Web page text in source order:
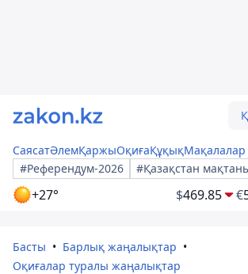
СаясатӘлемҚаржыОқиғаҚұқықМақалалар
#Референдум-2026
#Қазақстан
+27° $469.85 €
Басты
Барлық жаңалықтар
Оқиғалар туралы жаңалықтар